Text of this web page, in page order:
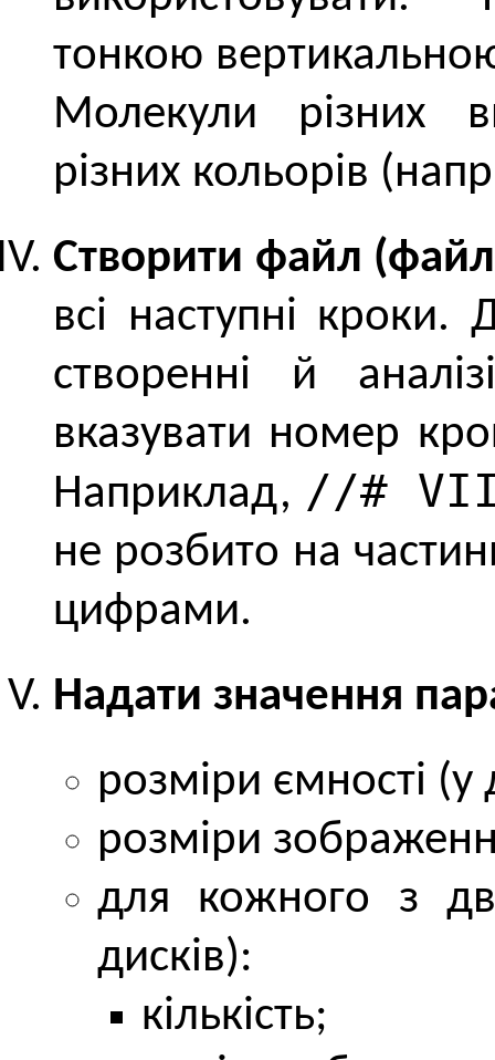
тонкою
Молекули різних
різних кольорів
Створити файл
всі наступні
створенні й
вказувати номер
Наприклад, //#
не розбито на
цифрами.
Надати значення
розміри ємності
розміри
для кожного з
дисків):
кількість;